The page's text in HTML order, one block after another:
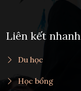
Liên kết nhanh
Du học
Học bổng